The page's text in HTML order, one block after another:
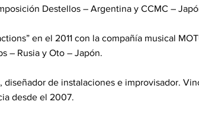
Destellos – Argentina y CCMC –
en el 2011 con la compañía musical
– Rusia y Oto – Japón.
diseñador de instalaciones e improvisador.
desde el 2007.